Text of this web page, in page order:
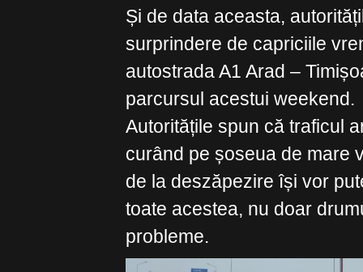
Și de data aceasta,
surprindere de capriciile
autostrada A1 Arad –
parcursul acestui weekend.
Autoritățile spun că traficul
curând pe șoseua de mare
de la deszăpezire își vor
toate acestea, nu doar
probleme.